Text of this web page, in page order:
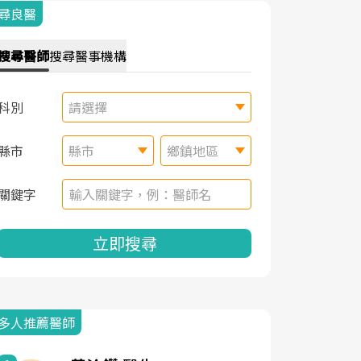
良醫
尋醫師搜尋醫事機構
別 請選擇
市 縣市 鄉鎮地區
鍵字
立即搜尋
人推薦醫師